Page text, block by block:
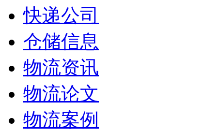
快递公司
仓储信息
物流资讯
物流论文
物流案例